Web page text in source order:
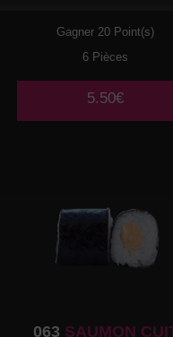
Gagner 20 Point(s)
6 Pièces
5.50€
063 SAUMON